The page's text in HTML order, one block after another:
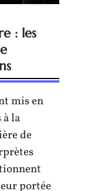
: les
mis en
à la
de
portée